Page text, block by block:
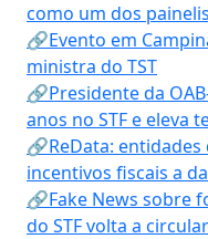
como um dos
🔗Evento em
ministra do TST
🔗Presidente da
anos no STF e eleva
🔗ReData:
incentivos fiscais a
🔗Fake News sobre
do STF volta a circular